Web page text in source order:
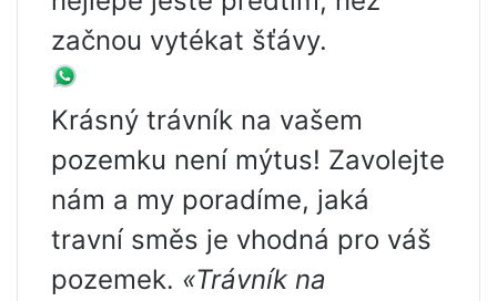
začnou vytékat šťávy.
Krásný trávník na vašem
pozemku není mýtus! Zavolejte
nám a my poradíme, jaká
travní směs je vhodná pro váš
pozemek. «Trávník na